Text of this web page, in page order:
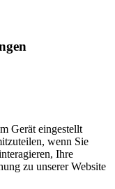
Gerät eingestellt
wenn Sie
Ihre
zu unserer Website